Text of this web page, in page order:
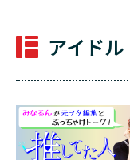
柳澤 樹
歴史的事件
比較
水タ
アイドル